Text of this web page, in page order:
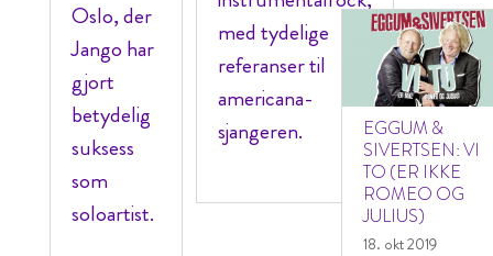
Oslo, der
Jango har
gjort
betydelig
suksess
som
soloartist.
med tydelige
referanser til
americana-
sjangeren.
EGGUM &
SIVERTSEN: VI
TO (ER IKKE
ROMEO OG
JULIUS)
18. okt 2019